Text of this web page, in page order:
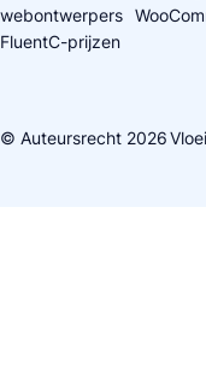
webontwerpers
FluentC-prijzen
© Auteursrecht 2026